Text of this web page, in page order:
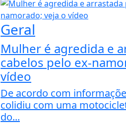
Geral
Mulher é agredida e
cabelos pelo ex-
vídeo
De acordo com
colidiu com uma
do...